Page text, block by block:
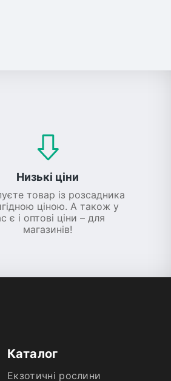
Низькі ціни
товар із розсадника
ціною. А також у
є і оптові ціни – для
магазинів!
Каталог
Екзотичні рослини